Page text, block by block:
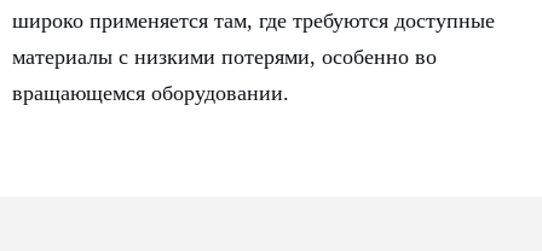
широко применяется там, где требуются доступные
материалы с низкими потерями, особенно во
вращающемся оборудовании.